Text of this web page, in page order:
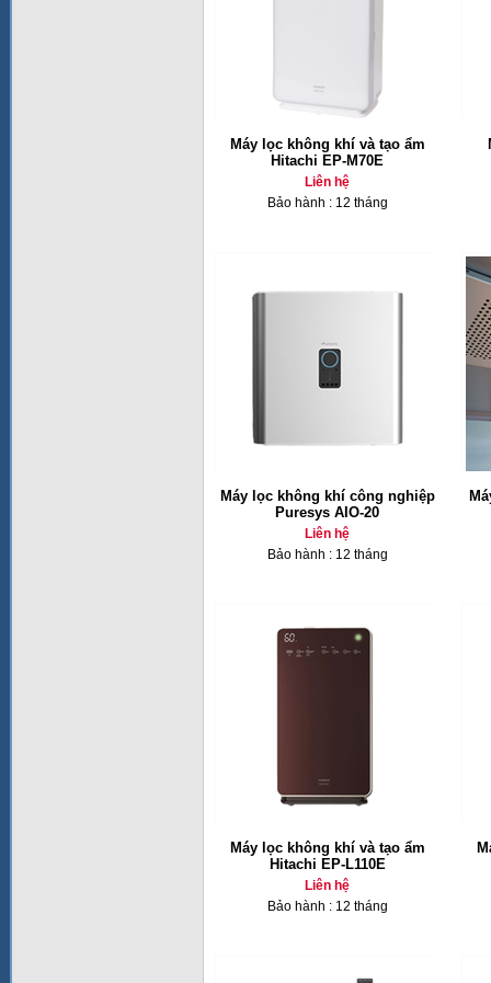
Máy lọc không khí và tạo ẩm
Hitachi EP-M70E
Liên hệ
Bảo hành : 12 tháng
Máy lọc không khí công nghiệp
Puresys AIO-20
Liên hệ
Bảo hành : 12 tháng
Máy lọc không khí và tạo ẩm
Hitachi EP-L110E
Liên hệ
Bảo hành : 12 tháng